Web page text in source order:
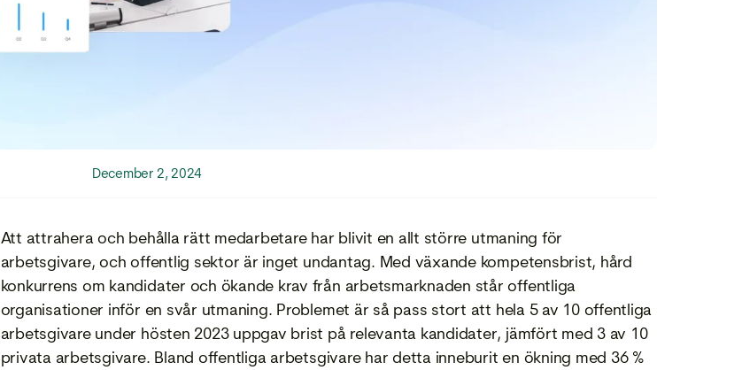
December 2, 2024
Att attrahera och behålla rätt medarbetare har blivit en allt större utmaning för
arbetsgivare, och offentlig sektor är inget undantag. Med växande kompetensbrist, hård
konkurrens om kandidater och ökande krav från arbetsmarknaden står offentliga
organisationer inför en svår utmaning. Problemet är så pass stort att hela 5 av 10 offentliga
arbetsgivare under hösten 2023 uppgav brist på relevanta kandidater, jämfört med 3 av 10
privata arbetsgivare. Bland offentliga arbetsgivare har detta inneburit en ökning med 36 %